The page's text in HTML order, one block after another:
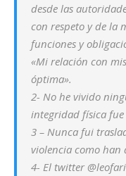
desde las
con respeto y de la
funciones y
«Mi relación con
óptima».
2- No he vivido
integridad física fue
3 – Nunca fui
violencia como han
4- El twitter